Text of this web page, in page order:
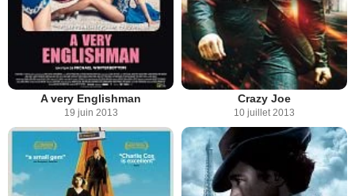
A very Englishman
19 juin 2013
Crazy Joe
10 juillet 2013